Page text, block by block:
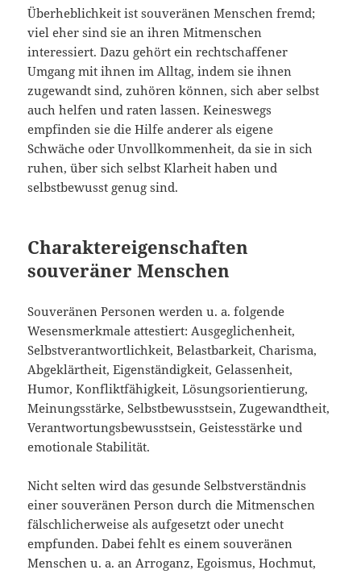
Überheblichkeit ist souveränen Menschen fremd;
viel eher sind sie an ihren Mitmenschen
interessiert. Dazu gehört ein rechtschaffener
Umgang mit ihnen im Alltag, indem sie ihnen
zugewandt sind, zuhören können, sich aber selbst
auch helfen und raten lassen. Keineswegs
empfinden sie die Hilfe anderer als eigene
Schwäche oder Unvollkommenheit, da sie in sich
ruhen, über sich selbst Klarheit haben und
selbstbewusst genug sind.
Charaktereigenschaften
souveräner Menschen
Souveränen Personen werden u. a. folgende
Wesensmerkmale attestiert: Ausgeglichenheit,
Selbstverantwortlichkeit, Belastbarkeit, Charisma,
Abgeklärtheit, Eigenständigkeit, Gelassenheit,
Humor, Konfliktfähigkeit, Lösungsorientierung,
Meinungsstärke, Selbstbewusstsein, Zugewandtheit,
Verantwortungsbewusstsein, Geistesstärke und
emotionale Stabilität.
Nicht selten wird das gesunde Selbstverständnis
einer souveränen Person durch die Mitmenschen
fälschlicherweise als aufgesetzt oder unecht
empfunden. Dabei fehlt es einem souveränen
Menschen u. a. an Arroganz, Egoismus, Hochmut,